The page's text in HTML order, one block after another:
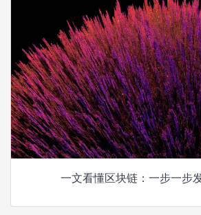
一文看懂区块链：一步一步